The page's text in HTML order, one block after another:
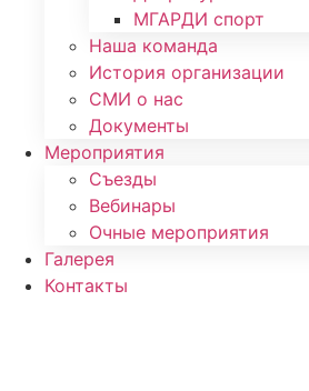
МГАРДИ спорт
Наша команда
История организации
СМИ о нас
Документы
Мероприятия
Съезды
Вебинары
Очные мероприятия
Галерея
Контакты